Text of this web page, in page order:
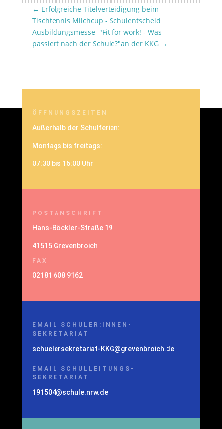
← Erfolgreiche Titelverteidigung beim
Tischtennis Milchcup - Schulentscheid
Ausbildungsmesse "Fit for work! - Was
passiert nach der Schule?"an der KKG→
ÖFFNUNGSZEITEN
Außerhalb der Schulferien:
Montags bis freitags:
07:30 bis 16:00 Uhr
POSTANSCHRIFT
Hans-Böckler-Straße 19
41515 Grevenbroich
FAX
02181 608 9162
EMAIL SCHÜLER:INNEN-
SEKRETARIAT
schuelersekretariat-KKG@grevenbroich.de
EMAIL SCHULLEITUNGS-
SEKRETARIAT
191504@schule.nrw.de